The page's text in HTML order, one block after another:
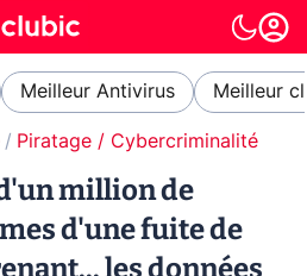
Meilleur Antivirus Meilleur
Piratage / Cybercriminalité
million de
d'une fuite de
les données